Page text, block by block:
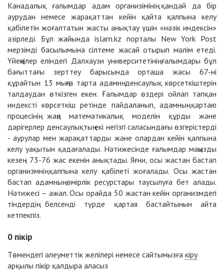
Канадалық ғалымдар адам организімінің қандай да бір
аурудан немесе жарақаттан кейін қайта қалпына келу
қабілетін жоғалтатын жасты анықтау үшін «нәзік индексін»
әзірледі. Бұл жайында islam.kz порталы New York Post
мерзімді басылымына сілтеме жасай отырып мәлім етеді.
Үйеңкілер еліндегі Далхаузи университетінің ғалымдары бұл
бағыттағы зерттеу барысында орташа жасы 67-ні
құрайтын 13 мыңға тарта адамнң денсаулық көрсеткіштерін
талдаудан өткізген екен. Ғалымдар өздері ойлап тапқан
индексті көрсеткіш ретінде пайдаланып, адамның қартаю
процесінің жаңа математикалық моделін құрды және
дәрігерлер денсаулықтың екі негізгі саласындағы өзгерістерді
- аурулар мен жарақаттарды және олардан кейін қалпына
келу уақытын қадағалады. Нәтижесінде ғалымдар маңызды
кезең - 73-76 жас екенін анықтады. Яғни, осы жастан бастап
организмнің қалпына келу қабілеті жоғалады. Осы жастан
бастап адамның өмірлік ресурстары таусылуға бет алады.
Нәтижесі – ажал. Осы орайда 50 жастан кейін организмдегі
тіндердің белсенді түрде қартая бастайтынын айта
кетпекпіз.
0 пікір
Төмендегі әлеуметтік желілері немесе сайтымызға кіру
арқылы пікір қалдыра аласыз